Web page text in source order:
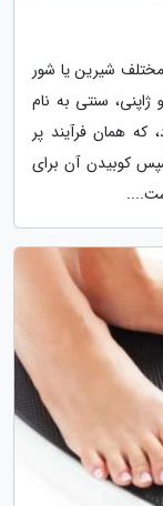
شیرین یا شور
سنتی به نام
همان فرآیند پر
کوبیدن آن برای